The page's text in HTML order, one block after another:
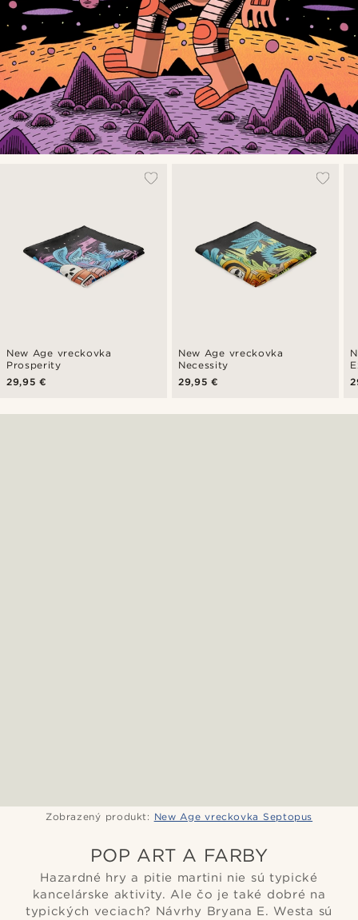
New Age vreckovka
Prosperity
29,95 €
New Age vreckovka
Necessity
29,95 €
Zobrazený produkt: New Age vreckovka Septopus
POP ART A FARBY
Hazardné hry a pitie martini nie sú typické
kancelárske aktivity. Ale čo je také dobré na
typických veciach? Návrhy Bryana E. Westa sú